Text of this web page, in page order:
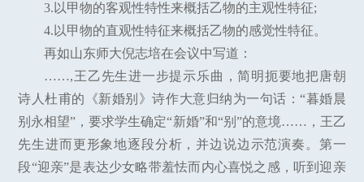
3.以甲物的客观性特性来概括乙物的主观性特征;
4.以甲物的直观性特征来概括乙物的感觉性特征。
再如山东师大倪志培在会议中写道：
……,王乙先生进一步提示乐曲，简明扼要地把唐朝
诗人杜甫的《新婚别》诗作大意归纳为一句话：“暮婚晨
别永相望”，要求学生确定“新婚”和“别”的意境……，王乙
先生进而更形象地逐段分析，并边说边示范演奏。第一
段“迎亲”是表达少女略带羞怯而内心喜悦之感，听到迎亲